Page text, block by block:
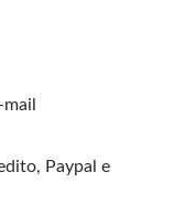
Paypal e